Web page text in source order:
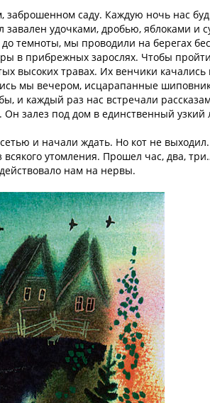
саду. Каждую ночь нас
завален удочками, дробью, яблоками и
темноты, мы проводили на берегах
в прибрежных зарослях. Чтобы
высоких травах. Их венчики
мы вечером, исцарапанные
и каждый раз нас встречали
Он залез под дом в единственный узкий
и начали ждать. Но кот не
утомления. Прошел час, два,
нам на нервы.